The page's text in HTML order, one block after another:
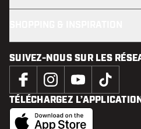
SUIVEZ-NOUS SUR LES
TÉLÉCHARGEZ